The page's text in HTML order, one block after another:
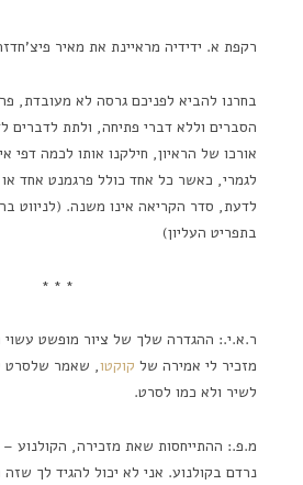
רקפת א. ידידיה מראיינת את מאיר
בחרנו להביא לפניכם גרסה לא מעובדת,
הסברים וללא דברי פתיחה, ולתת
אורכו של הראיון, חילקנו אותו לכמה דפי
לגמרי, כאשר כל אחד כולל פרגמנט אחד או
לדעת, סדר הקריאה אינו משנה. (לניווט
בתפריט העליון)
* * *
ר.א.י.: ההגדרה שלך של ציור מופשט עשוי
מזכיר לי אמירה של קוקטו, שאמר שלסרט
לשיר ולא כמו לסרט.
מ.פ.: ההתייחסות שאת מזכירה, הקולנוע –
נרדם בקולנוע. אני לא יכול להגיד לך